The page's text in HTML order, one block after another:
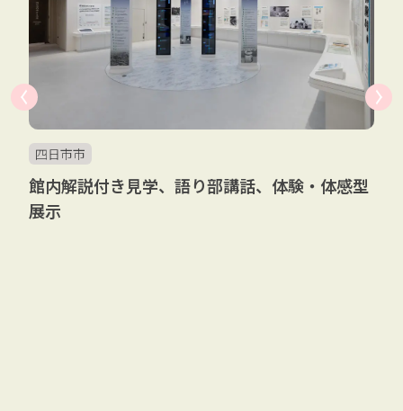
四日市市
館内解説付き見学、語り部講話、体験・体感型
展示